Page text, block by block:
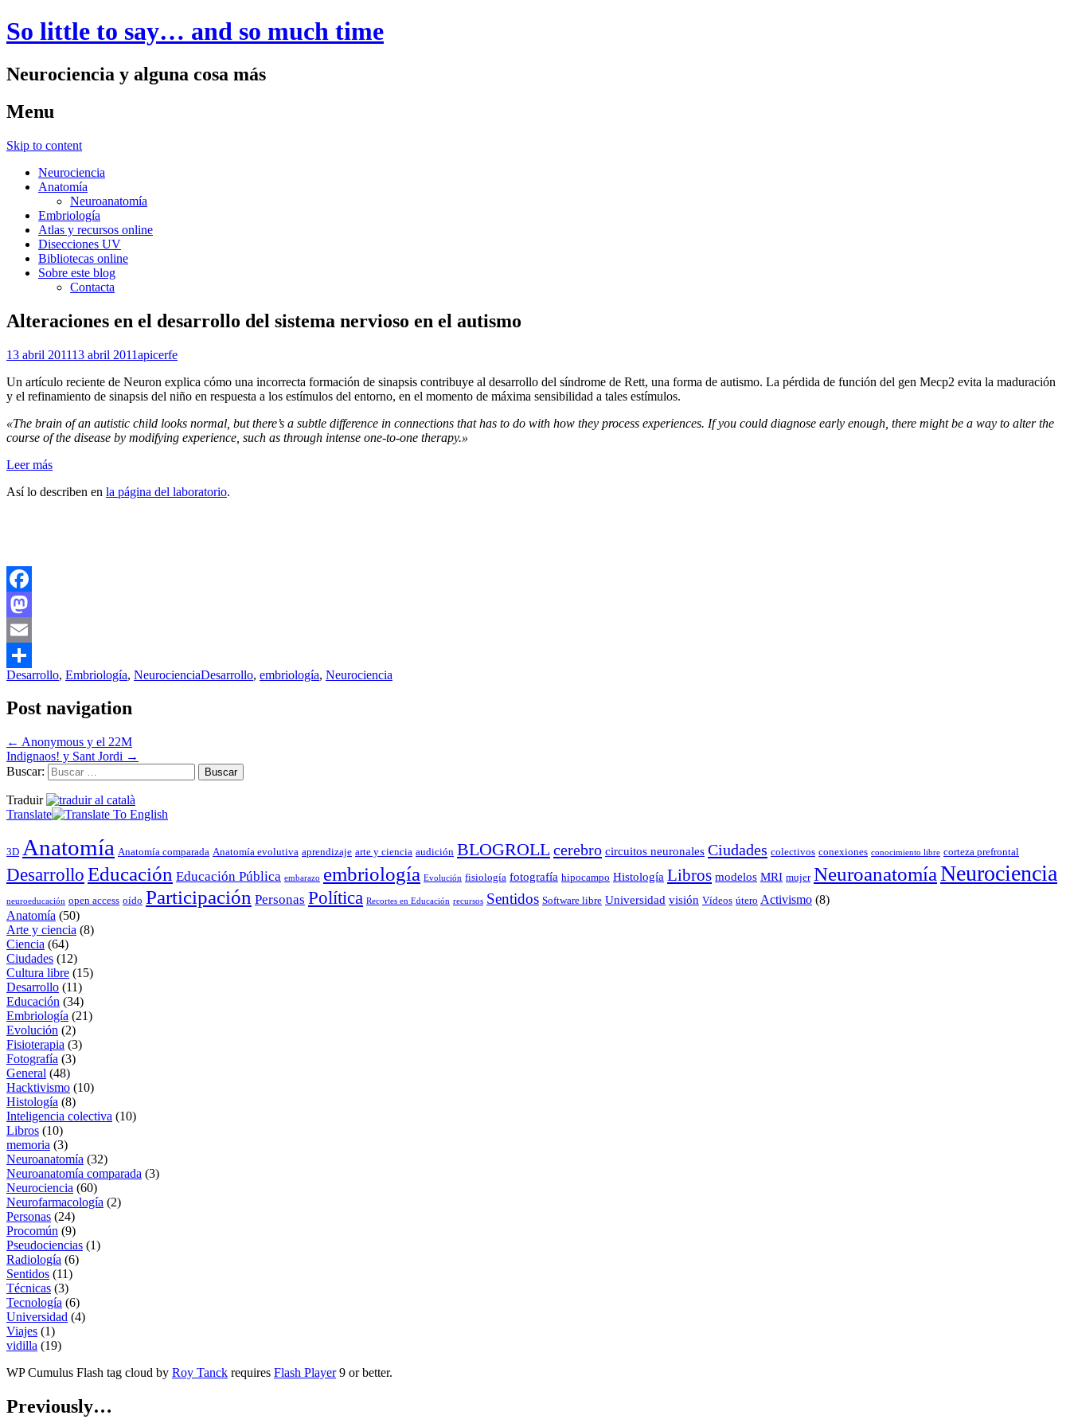
So little to say… and so much time
Neurociencia y alguna cosa más
Menu
Skip to content
Neurociencia
Anatomía
Neuroanatomía
Embriología
Atlas y recursos online
Disecciones UV
Bibliotecas online
Sobre este blog
Contacta
Alteraciones en el desarrollo del sistema nervioso en el autismo
13 abril 201113 abril 2011apicerfe
Un artículo reciente de Neuron explica cómo una incorrecta formación de sinapsis contribuye al desarrollo del síndrome de Rett, una forma de autismo. La pérdida de función del gen Mecp2 evita la maduración
y el refinamiento de sinapsis del niño en respuesta a los estímulos del entorno, en el momento de máxima sensibilidad a tales estímulos.
«The brain of an autistic child looks normal, but there’s a subtle difference in connections that has to do with how they process experiences. If you could diagnose early enough, there might be a way to alter the
course of the disease by modifying experience, such as through intense one-to-one therapy.»
Leer más
Así lo describen en la página del laboratorio.
Facebook
Mastodon
Email
Compartir
Desarrollo, Embriología, NeurocienciaDesarrollo, embriología, Neurociencia
Post navigation
← Anonymous y el 22M
Indignaos! y Sant Jordi →
Buscar:
Traduir
Translate
3D Anatomía Anatomía comparada Anatomía evolutiva aprendizaje arte y ciencia audición BLOGROLLcerebro circuitos neuronales Ciudades colectivos conexiones conocimiento libre corteza prefrontal
Desarrollo Educación Educación Pública embarazo embriología Evolución fisiología fotografía hipocampo Histología Libros modelos MRI mujer NeuroanatomíaNeurociencia
neuroeducación open access oído Participación Personas Política Recortes en Educación recursos Sentidos Software libre Universidad visión Vídeos útero Activismo (8)
Anatomía (50)
Arte y ciencia (8)
Ciencia (64)
Ciudades (12)
Cultura libre (15)
Desarrollo (11)
Educación (34)
Embriología (21)
Evolución (2)
Fisioterapia (3)
Fotografía (3)
General (48)
Hacktivismo (10)
Histología (8)
Inteligencia colectiva (10)
Libros (10)
memoria (3)
Neuroanatomía (32)
Neuroanatomía comparada (3)
Neurociencia (60)
Neurofarmacología (2)
Personas (24)
Procomún (9)
Pseudociencias (1)
Radiología (6)
Sentidos (11)
Técnicas (3)
Tecnología (6)
Universidad (4)
Viajes (1)
vidilla (19)
WP Cumulus Flash tag cloud by Roy Tanck requires Flash Player9 or better.
Previously…